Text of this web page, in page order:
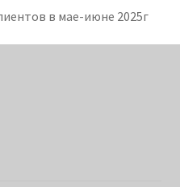
в мае-июне 2025г